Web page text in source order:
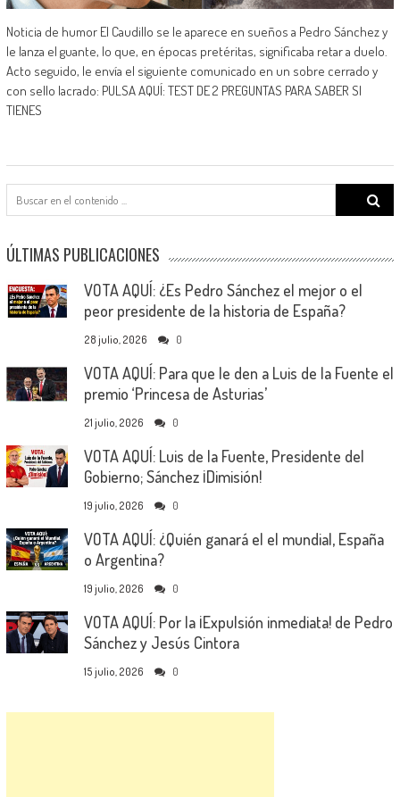
Noticia de humor El Caudillo se le aparece en sueños a Pedro Sánchez y
le lanza el guante, lo que, en épocas pretéritas, significaba retar a duelo.
Acto seguido, le envía el siguiente comunicado en un sobre cerrado y
con sello lacrado: PULSA AQUÍ: TEST DE 2 PREGUNTAS PARA SABER SI
TIENES
Search
for:
ÚLTIMAS PUBLICACIONES
VOTA AQUÍ: ¿Es Pedro Sánchez el mejor o el
peor presidente de la historia de España?
28 julio, 2026 0
VOTA AQUÍ: Para que le den a Luis de la Fuente el
premio ‘Princesa de Asturias’
21 julio, 2026 0
VOTA AQUÍ: Luis de la Fuente, Presidente del
Gobierno; Sánchez ¡Dimisión!
19 julio, 2026 0
VOTA AQUÍ: ¿Quién ganará el el mundial, España
o Argentina?
19 julio, 2026 0
VOTA AQUÍ: Por la ¡Expulsión inmediata! de Pedro
Sánchez y Jesús Cintora
15 julio, 2026 0